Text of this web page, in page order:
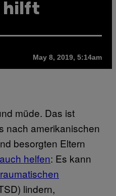
hilft
May 8, 2019, 5:14am
müde. Das ist
nach amerikanischen
besorgten Eltern
helfen: Es kann
lindern,